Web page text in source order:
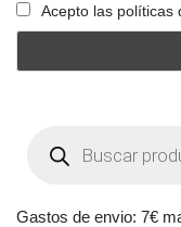
Acepto las políticas
Gastos de envio: 7€